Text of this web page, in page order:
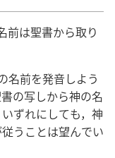
前は聖書から取り
名前を発音しよう
の写しから神の名
ずれにしても，神
うことは望んでい